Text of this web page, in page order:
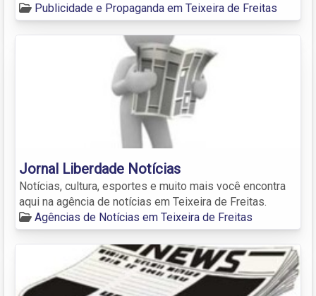
Publicidade e Propaganda em Teixeira de Freitas
Jornal Liberdade Notícias
Notícias, cultura, esportes e muito mais você encontra
aqui na agência de notícias em Teixeira de Freitas.
Agências de Notícias em Teixeira de Freitas